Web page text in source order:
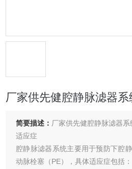
厂家供先健腔静脉滤器系
简要描述： 厂家供先健腔静脉滤器系
适应症
腔静脉滤器系统主要用于预防下腔
动脉栓塞（PE），具体适应症包括：